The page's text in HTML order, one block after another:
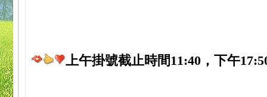
上午掛號截止時間11:40，下午